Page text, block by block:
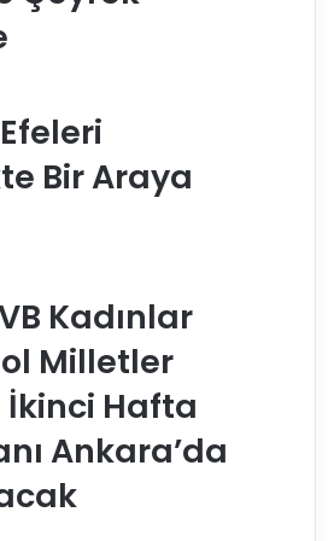
Bir Araya
Kadınlar
Milletler
İkinci Hafta
Ankara’da